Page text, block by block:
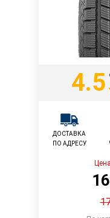
4.5
ДОСТАВКА
ПО АДРЕСУ